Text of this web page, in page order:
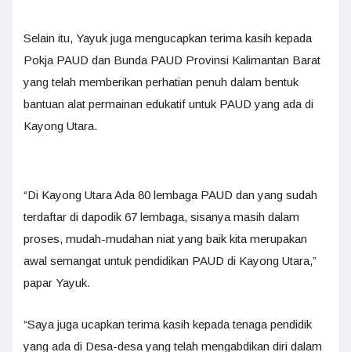
Selain itu, Yayuk juga mengucapkan terima kasih kepada
Pokja PAUD dan Bunda PAUD Provinsi Kalimantan Barat
yang telah memberikan perhatian penuh dalam bentuk
bantuan alat permainan edukatif untuk PAUD yang ada di
Kayong Utara.
“Di Kayong Utara Ada 80 lembaga PAUD dan yang sudah
terdaftar di dapodik 67 lembaga, sisanya masih dalam
proses, mudah-mudahan niat yang baik kita merupakan
awal semangat untuk pendidikan PAUD di Kayong Utara,”
papar Yayuk.
“Saya juga ucapkan terima kasih kepada tenaga pendidik
yang ada di Desa-desa yang telah mengabdikan diri dalam